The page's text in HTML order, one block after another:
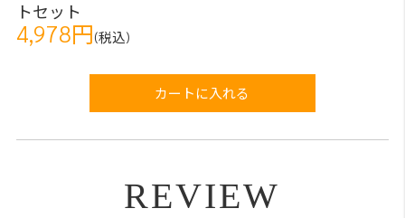
トセット
4,978円(税込)
カートに入れる
REVIEW